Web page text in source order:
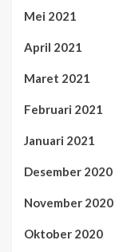
Mei 2021
April 2021
Maret 2021
Februari 2021
Januari 2021
Desember 2020
November 2020
Oktober 2020